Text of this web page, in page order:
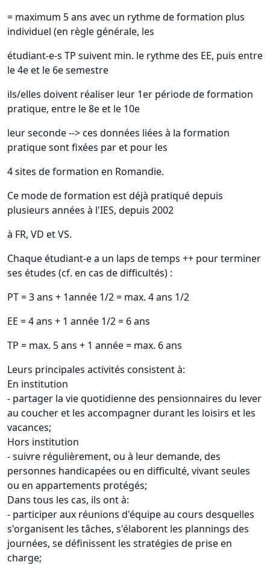
= maximum 5 ans avec un rythme de formation plus
individuel (en règle générale, les
étudiant-e-s TP suivent min. le rythme des EE, puis entre
le 4e et le 6e semestre
ils/elles doivent réaliser leur 1er période de formation
pratique, entre le 8e et le 10e
leur seconde --> ces données liées à la formation
pratique sont fixées par et pour les
4 sites de formation en Romandie.
Ce mode de formation est déjà pratiqué depuis
plusieurs années à l'IES, depuis 2002
à FR, VD et VS.
Chaque étudiant-e a un laps de temps ++ pour terminer
ses études (cf. en cas de difficultés) :
PT = 3 ans + 1année 1/2 = max. 4 ans 1/2
EE = 4 ans + 1 année 1/2 = 6 ans
TP = max. 5 ans + 1 année = max. 6 ans
Leurs principales activités consistent à:
En institution
- partager la vie quotidienne des pensionnaires du lever
au coucher et les accompagner durant les loisirs et les
vacances;
Hors institution
- suivre régulièrement, ou à leur demande, des
personnes handicapées ou en difficulté, vivant seules
ou en appartements protégés;
Dans tous les cas, ils ont à:
- participer aux réunions d'équipe au cours desquelles
s'organisent les tâches, s'élaborent les plannings des
journées, se définissent les stratégies de prise en
charge;